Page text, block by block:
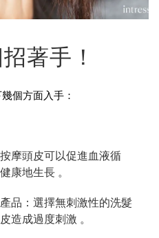
著手！
個方面入手：
摩頭皮可以促進血液循
康地生長 。
品：選擇無刺激性的洗髮
造成過度刺激 。